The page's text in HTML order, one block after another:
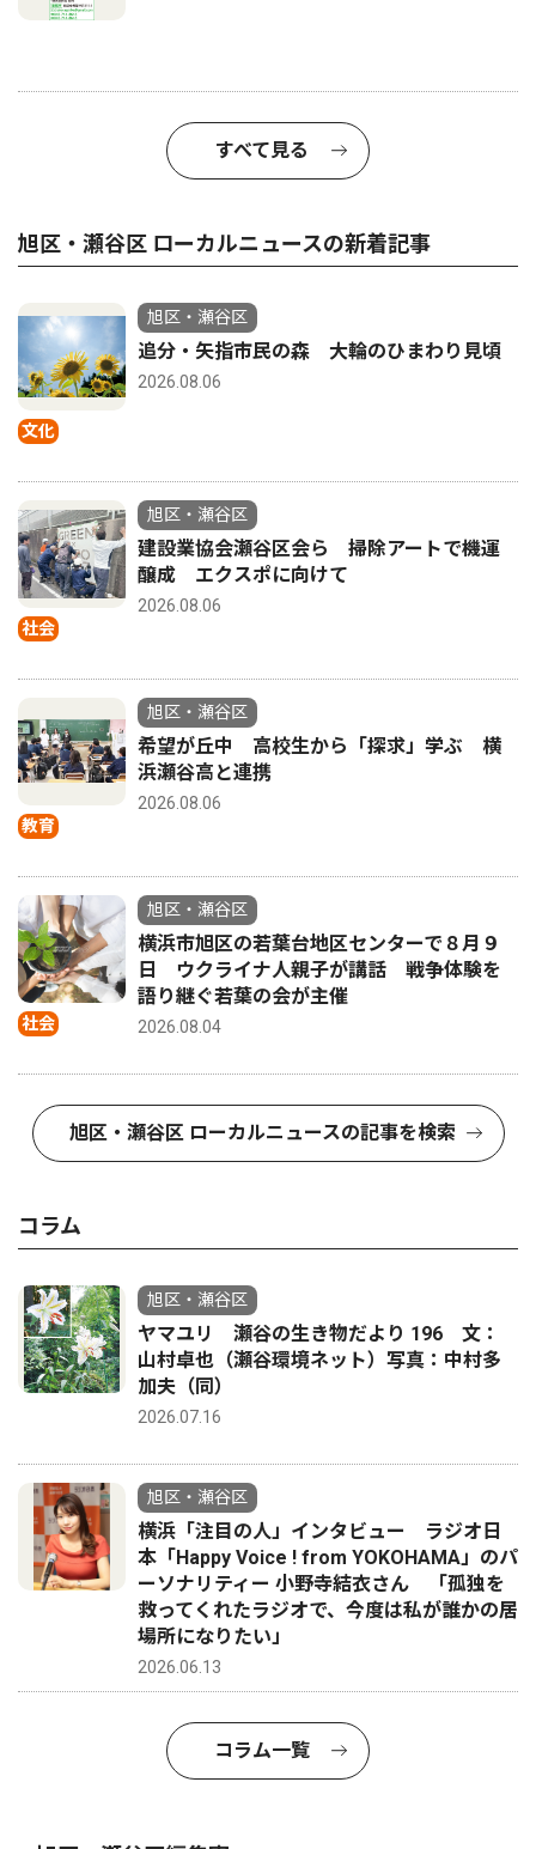
すべて見る
旭区・瀬谷区 ローカルニュースの新着記事
文化
旭区・瀬谷区
追分・矢指市民の森 大輪のひまわり見頃
2026.08.06
社会
旭区・瀬谷区
建設業協会瀬谷区会ら 掃除アートで機運
醸成 エクスポに向けて
2026.08.06
教育
旭区・瀬谷区
希望が丘中 高校生から「探求」学ぶ 横
浜瀬谷高と連携
2026.08.06
社会
旭区・瀬谷区
横浜市旭区の若葉台地区センターで８月９
日 ウクライナ人親子が講話 戦争体験を
語り継ぐ若葉の会が主催
2026.08.04
旭区・瀬谷区 ローカルニュースの記事を検索
コラム
旭区・瀬谷区
ヤマユリ 瀬谷の生き物だより 196 文：
山村卓也（瀬谷環境ネット）写真：中村多
加夫（同）
2026.07.16
旭区・瀬谷区
横浜「注目の人」インタビュー ラジオ日
本「Happy Voice ! from YOKOHAMA」のパ
ーソナリティー 小野寺結衣さん 「孤独を
救ってくれたラジオで、今度は私が誰かの居
場所になりたい」
2026.06.13
コラム一覧